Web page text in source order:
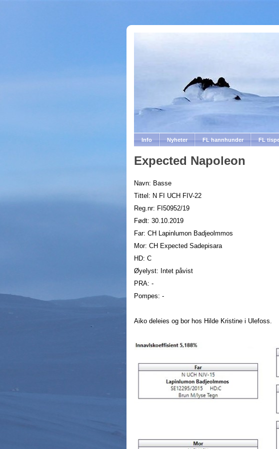
Info Nyheter FL hannhunder FL
Expected Napoleon
Navn: Basse
Tittel: N FI UCH FIV-22
Reg.nr: FI50952/19
Født: 30.10.2019
Far: CH Lapinlumon Badjeolmmos
Mor: CH Expected Sadepisara
HD: C
Øyelyst: Intet påvist
PRA: -
Pompes: -
Aiko deleies og bor hos Hilde Kristine i Ulefoss.